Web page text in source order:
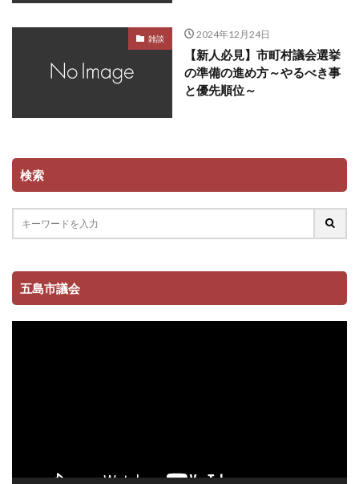
雑談 2024年12月24日
【新人必見】市町村議会選挙
の準備の進め方～やるべき事
と優先順位～
検索
五島市議会
動